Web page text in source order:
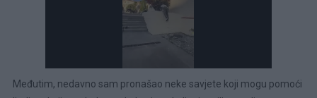
Međutim, nedavno sam pronašao neke savjete koji mogu pomoći